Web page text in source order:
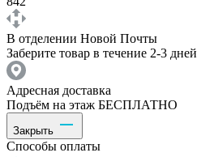
В отделении Новой Почты
Заберите товар в течение 2-3 дней
Адресная доставка
Подъём на этаж БЕСПЛАТНО
Закрыть
Способы оплаты